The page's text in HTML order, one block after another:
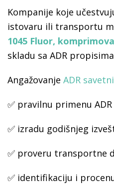
Kompanije koje
istovaru ili transportu
1045 Fluor,
skladu sa ADR
Angažovanje ADR
✅ pravilnu primenu
✅ izradu godišnjeg
✅ proveru transportne
✅ identifikaciju i